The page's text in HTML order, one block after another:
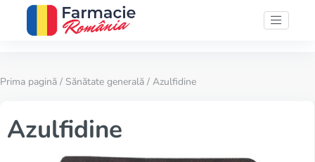
Prima pagină / Sănătate generală / Azulfidine
Azulfidine